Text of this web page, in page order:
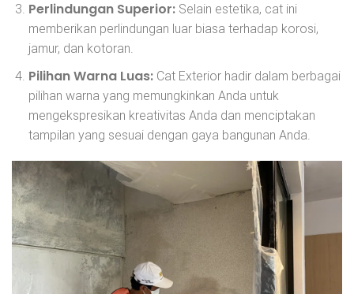
Perlindungan Superior:Selain estetika, cat ini
memberikan perlindungan luar biasa terhadap korosi,
jamur, dan kotoran.
Pilihan Warna Luas:Cat Exterior hadir dalam berbagai
pilihan warna yang memungkinkan Anda untuk
mengekspresikan kreativitas Anda dan menciptakan
tampilan yang sesuai dengan gaya bangunan Anda.